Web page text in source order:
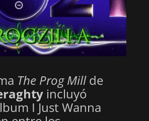
The Prog Millde
incluyó
I Just Wanna